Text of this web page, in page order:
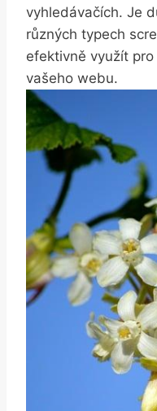
vyhledávačích. Je
různých typech
efektivně⁢ využít
vašeho webu.